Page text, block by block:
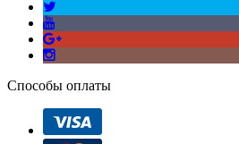
Способы оплаты